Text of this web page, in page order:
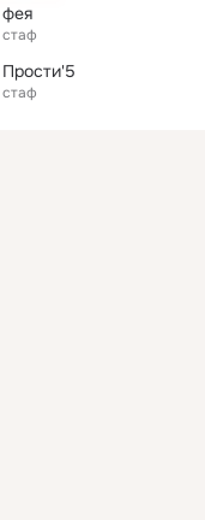
фея
стаф
Прости'5
стаф